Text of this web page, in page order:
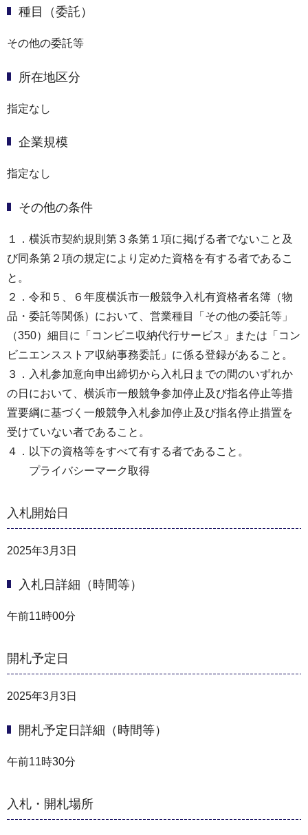
種目（委託）
その他の委託等
所在地区分
指定なし
企業規模
指定なし
その他の条件
１．横浜市契約規則第３条第１項に掲げる者でないこと及
び同条第２項の規定により定めた資格を有する者であるこ
と。
２．令和５、６年度横浜市一般競争入札有資格者名簿（物
品・委託等関係）において、営業種目「その他の委託等」
（350）細目に「コンビニ収納代行サービス」または「コン
ビニエンスストア収納事務委託」に係る登録があること。
３．入札参加意向申出締切から入札日までの間のいずれか
の日において、横浜市一般競争参加停止及び指名停止等措
置要綱に基づく一般競争入札参加停止及び指名停止措置を
受けていない者であること。
４．以下の資格等をすべて有する者であること。
プライバシーマーク取得
入札開始日
2025年3月3日
入札日詳細（時間等）
午前11時00分
開札予定日
2025年3月3日
開札予定日詳細（時間等）
午前11時30分
入札・開札場所